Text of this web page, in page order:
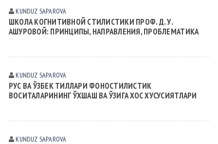
KUNDUZ SАPАROVА
ШКОЛА КОГНИТИВНОЙ СТИЛИСТИКИ ПРОФ. Д. У.
АШУРОВОЙ: ПРИНЦИПЫ, НАПРАВЛЕНИЯ, ПРОБЛЕМАТИКА
KUNDUZ SАPАROVА
РУС ВА ЎЗБЕК ТИЛЛАРИ ФОНОСТИЛИСТИК
ВОСИТАЛАРИНИНГ ЎХШАШ ВА ЎЗИГА ХОС ХУСУСИЯТЛАРИ
KUNDUZ SАPАROVА